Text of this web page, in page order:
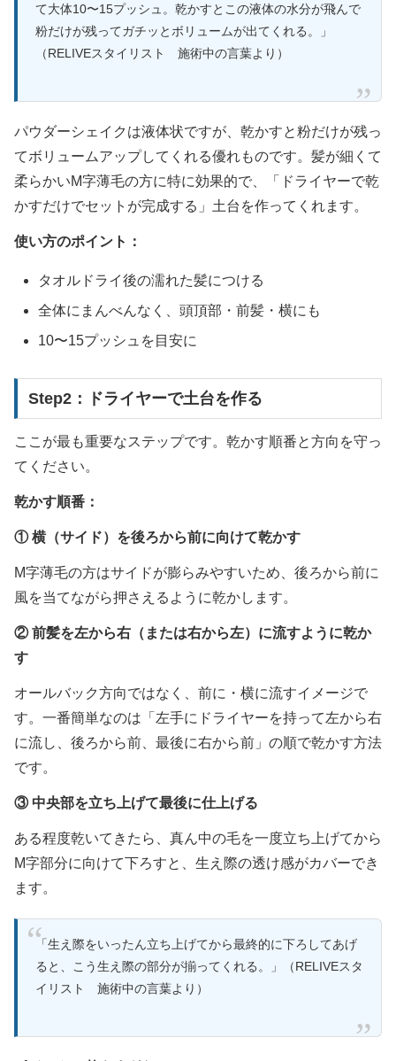
て大体10〜15プッシュ。乾かすとこの液体の水分が飛んで
粉だけが残ってガチッとボリュームが出てくれる。」
（RELIVEスタイリスト 施術中の言葉より）
パウダーシェイクは液体状ですが、乾かすと粉だけが残っ
てボリュームアップしてくれる優れものです。髪が細くて
柔らかいM字薄毛の方に特に効果的で、「ドライヤーで乾
かすだけでセットが完成する」土台を作ってくれます。
使い方のポイント：
タオルドライ後の濡れた髪につける
全体にまんべんなく、頭頂部・前髪・横にも
10〜15プッシュを目安に
Step2：ドライヤーで土台を作る
ここが最も重要なステップです。乾かす順番と方向を守っ
てください。
乾かす順番：
①横（サイド）を後ろから前に向けて乾かす
M字薄毛の方はサイドが膨らみやすいため、後ろから前に
風を当てながら押さえるように乾かします。
②前髪を左から右（または右から左）に流すように乾か
す
オールバック方向ではなく、前に・横に流すイメージで
す。一番簡単なのは「左手にドライヤーを持って左から右
に流し、後ろから前、最後に右から前」の順で乾かす方法
です。
③ 中央部を立ち上げて最後に仕上げる
ある程度乾いてきたら、真ん中の毛を一度立ち上げてから
M字部分に向けて下ろすと、生え際の透け感がカバーでき
ます。
「生え際をいったん立ち上げてから最終的に下ろしてあげ
ると、こう生え際の部分が揃ってくれる。」（RELIVEスタ
イリスト 施術中の言葉より）